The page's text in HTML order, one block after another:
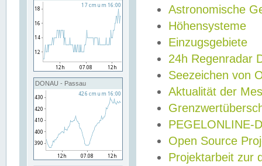
DONAU - Passau
Astronomische
Höhensysteme
Einzugsgebiete
24h Regenradar
Seezeichen von
Aktualität der
PEGELONLINE-
Open Source
Projektarbeit zur